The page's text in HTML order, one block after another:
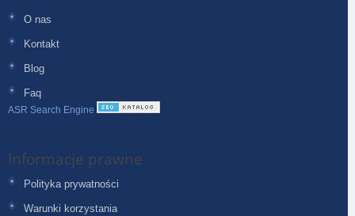
O nas
Kontakt
Blog
Faq
ASR Search Engine
Informacje prawne
Polityka prywatności
Warunki korzystania